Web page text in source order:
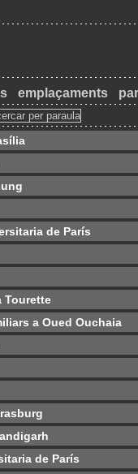
emplaçaments
de París
Tourette
a Oued Ouchaia
de París